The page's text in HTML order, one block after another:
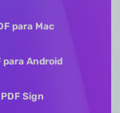
para Mac
para Android
Sign